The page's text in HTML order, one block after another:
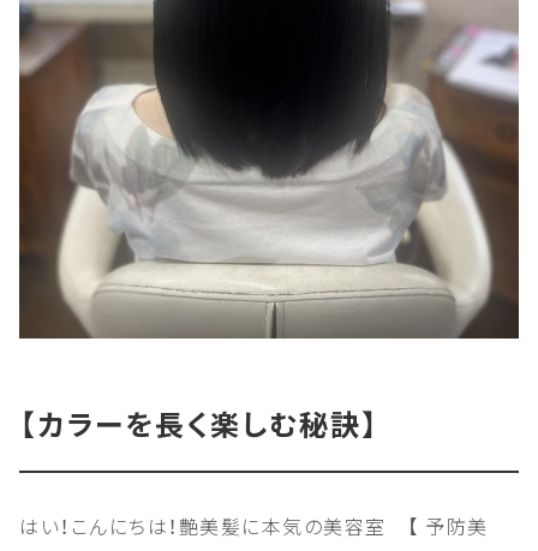
【カラーを長く楽しむ秘訣】
はい！こんにちは！艶美髪に本気の美容室 【 予防美